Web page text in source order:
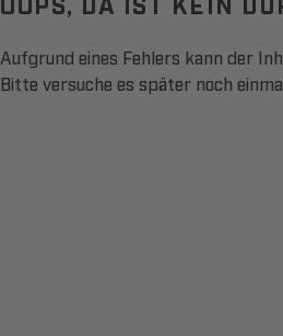
Aufgrund eines Fehlers kann der
Bitte versuche es später noch